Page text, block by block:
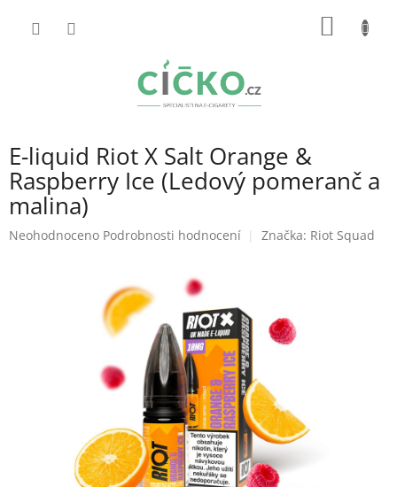
E-liquid Riot X Salt Orange &
Raspberry Ice (Ledový pomeranč a
malina)
Průměrné
Neohodnoceno Podrobnosti hodnocení Značka: Riot Squad